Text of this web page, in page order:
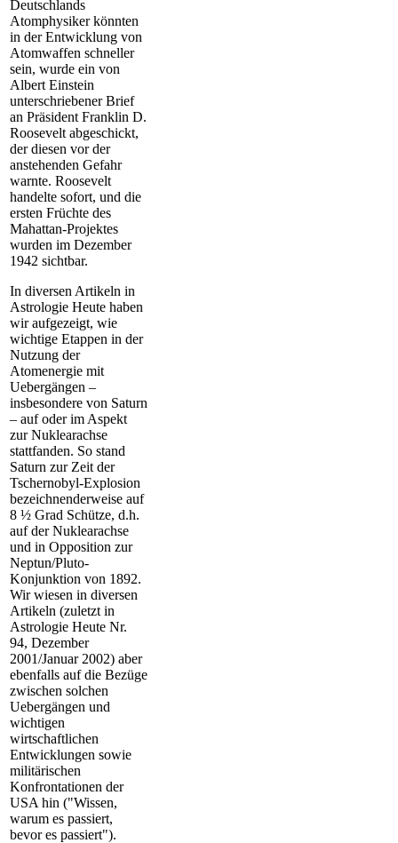
Deutschlands
Atomphysiker könnten
in der Entwicklung von
Atomwaffen schneller
sein, wurde ein von
Albert Einstein
unterschriebener Brief
an Präsident Franklin D.
Roosevelt abgeschickt,
der diesen vor der
anstehenden Gefahr
warnte. Roosevelt
handelte sofort, und die
ersten Früchte des
Mahattan-Projektes
wurden im Dezember
1942 sichtbar.
In diversen Artikeln in
Astrologie Heute haben
wir aufgezeigt, wie
wichtige Etappen in der
Nutzung der
Atomenergie mit
Uebergängen –
insbesondere von Saturn
– auf oder im Aspekt
zur Nuklearachse
stattfanden. So stand
Saturn zur Zeit der
Tschernobyl-Explosion
bezeichnenderweise auf
8 ½ Grad Schütze, d.h.
auf der Nuklearachse
und in Opposition zur
Neptun/Pluto-
Konjunktion von 1892.
Wir wiesen in diversen
Artikeln (zuletzt in
Astrologie Heute Nr.
94, Dezember
2001/Januar 2002) aber
ebenfalls auf die Bezüge
zwischen solchen
Uebergängen und
wichtigen
wirtschaftlichen
Entwicklungen sowie
militärischen
Konfrontationen der
USA hin ("Wissen,
warum es passiert,
bevor es passiert").